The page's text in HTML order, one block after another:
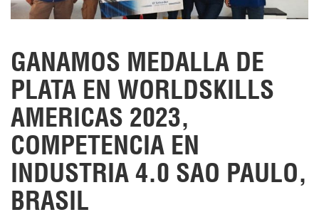
GANAMOS MEDALLA DE
PLATA EN WORLDSKILLS
AMERICAS 2023,
COMPETENCIA EN
INDUSTRIA 4.0 SAO PAULO,
BRASIL